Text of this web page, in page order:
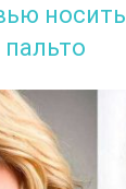
носить